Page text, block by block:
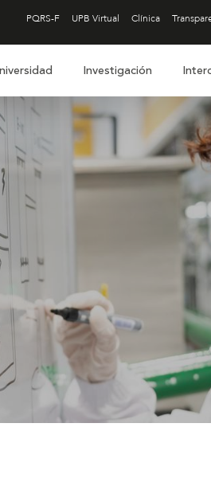
PQRS-F UPB Virtual Clínica
Investigación